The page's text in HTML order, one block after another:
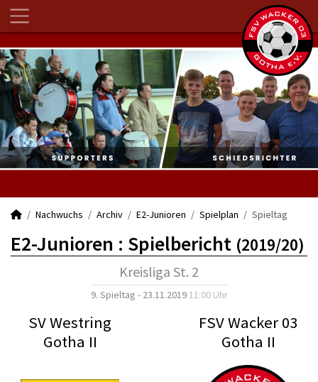
Nachwuchs Archiv E2-Junioren Spielplan Spieltag
E2-Junioren : Spielbericht (2019/20)
Kreisliga St. 2
9. Spieltag - 23.11.2019 11:00 Uhr
SV Westring
Gotha II
FSV Wacker 03
Gotha II